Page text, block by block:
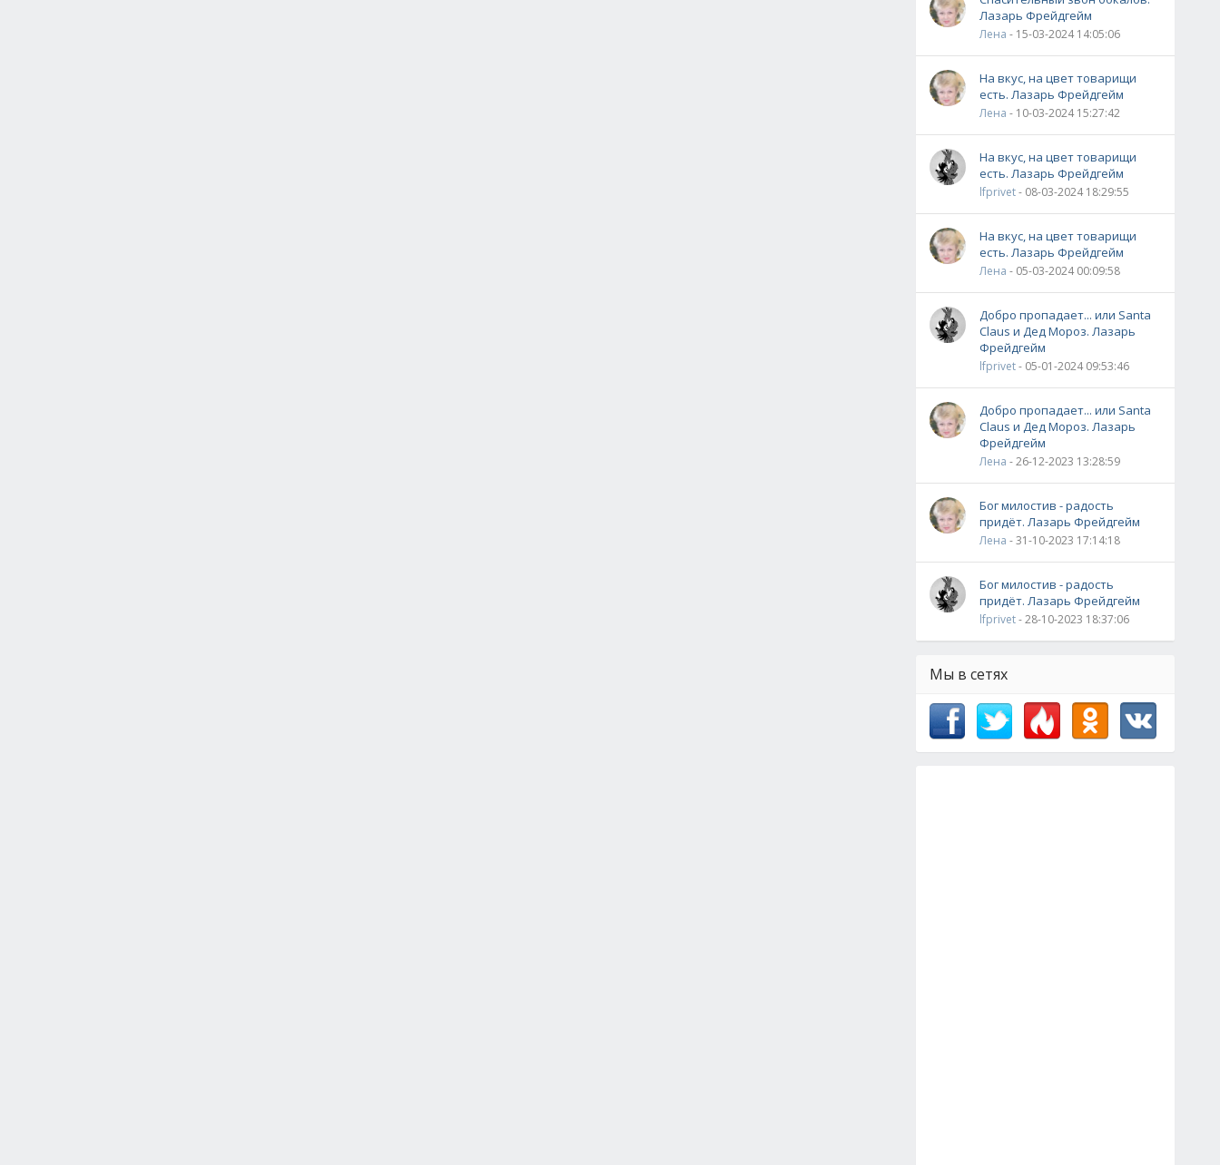
Лазарь Фрейдгейм
Лена - 15-03-2024 14:05:06
На вкус, на цвет товарищи
есть. Лазарь Фрейдгейм
Лена - 10-03-2024 15:27:42
На вкус, на цвет товарищи
есть. Лазарь Фрейдгейм
lfprivet- 08-03-2024 18:29:55
На вкус, на цвет товарищи
есть. Лазарь Фрейдгейм
Лена - 05-03-2024 00:09:58
Добро пропадает... или Santa
Claus и Дед Мороз. Лазарь
Фрейдгейм
lfprivet- 05-01-2024 09:53:46
Добро пропадает... или Santa
Claus и Дед Мороз. Лазарь
Фрейдгейм
Лена - 26-12-2023 13:28:59
Бог милостив - радость
придёт. Лазарь Фрейдгейм
Лена - 31-10-2023 17:14:18
Бог милостив - радость
придёт. Лазарь Фрейдгейм
lfprivet- 28-10-2023 18:37:06
Мы в сетях